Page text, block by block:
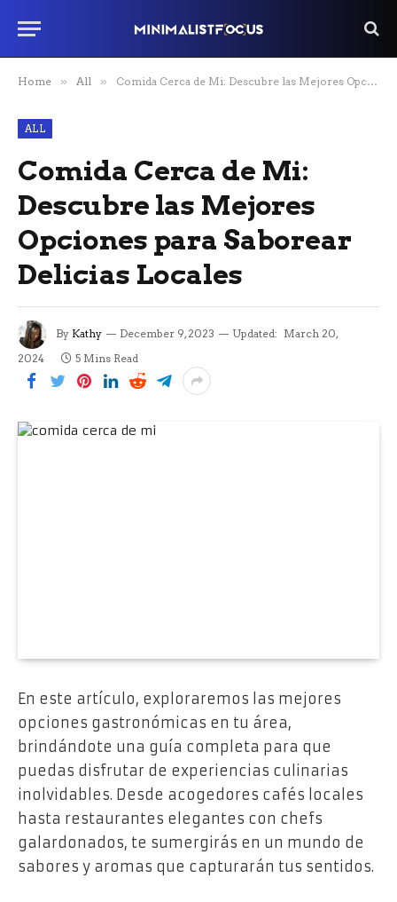
Home » All » Comida Cerca de Mi: Descubre las Mejores Opciones para Saborear Delicias Locales
ALL
Comida Cerca de Mi:
Descubre las Mejores
Opciones para Saborear
Delicias Locales
By Kathy December 9, 2023 Updated: March 20,
2024
5 Mins Read
En este artículo, exploraremos las mejores
opciones gastronómicas en tu área,
brindándote una guía completa para que
puedas disfrutar de experiencias culinarias
inolvidables. Desde acogedores cafés locales
hasta restaurantes elegantes con chefs
galardonados, te sumergirás en un mundo de
sabores y aromas que capturarán tus sentidos.